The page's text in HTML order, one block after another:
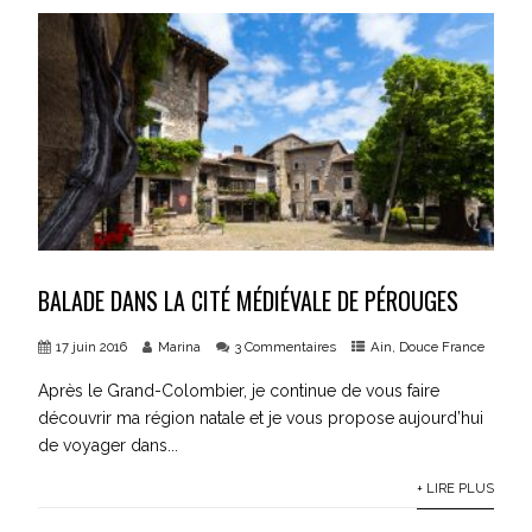
BALADE DANS LA CITÉ MÉDIÉVALE DE PÉROUGES
17 juin 2016 Marina 3 Commentaires Ain, Douce France
Après le Grand-Colombier, je continue de vous faire
découvrir ma région natale et je vous propose aujourd’hui
de voyager dans...
+ LIRE PLUS